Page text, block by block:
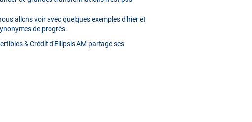
allons voir avec quelques exemples d’hier et
de progrès.
& Crédit d'Ellipsis AM partage ses